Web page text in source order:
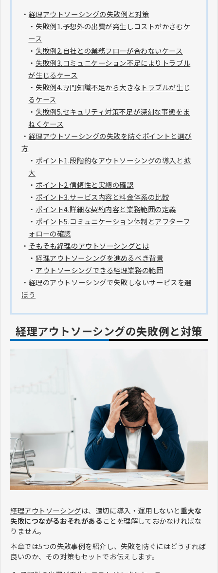
・ 経理アウトソーシングの失敗例と対策
・ 失敗例1.予想外の出費が発生しコストがかさむケ
ース
・ 失敗例2.自社との業務フローが合わないケース
・ 失敗例3.コミュニケーション不足によりトラブル
が生じるケース
・ 失敗例4.専門知識不足から大きなトラブルが生じ
るケース
・ 失敗例5.セキュリティ対策不足が深刻な事態をま
ねくケース
・ 経理アウトソーシングの失敗を防ぐポイントと選び
方
・ ポイント1.段階的なアウトソーシングの導入と拡
大
・ ポイント2.信頼性と実績の確認
・ ポイント3.サービス内容と料金体系の比較
・ ポイント4.詳細な契約内容と業務範囲の定義
・ ポイント5.コミュニケーション体制とアフターフ
ォローの確認
・ そもそも経理のアウトソーシングとは
・ 経理アウトソーシングを進めるべき背景
・ アウトソーシングできる経理業務の範囲
・ 経理のアウトソーシングで失敗しないサービスを選
ぼう
経理アウトソーシングの失敗例と対策
経理アウトソーシングは、適切に導入・運用しないと重大な
失敗につながるおそれがあることを理解しておかなければな
りません。
本章では5つの失敗事例を紹介し、失敗を防ぐにはどうすれば
良いのか、その対策もセットでお伝えします。